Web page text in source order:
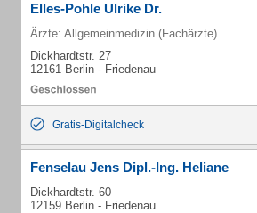
Elles-Pohle Ulrike Dr.
Ärzte: Allgemeinmedizin (Fachärzte)
Dickhardtstr. 27
12161 Berlin - Friedenau
Gratis-Digitalcheck
Fenselau Jens Dipl.-Ing. Heliane
Dickhardtstr. 60
12159 Berlin - Friedenau